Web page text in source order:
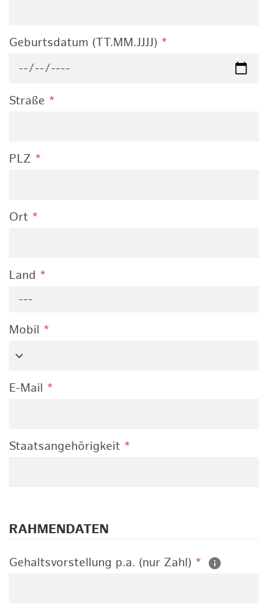
Geburtsdatum (TT.MM.JJJJ) *
Straße *
PLZ *
Ort *
Land *
---
Mobil *
E-Mail *
Staatsangehörigkeit *
RAHMENDATEN
Gehaltsvorstellung p.a. (nur Zahl) *